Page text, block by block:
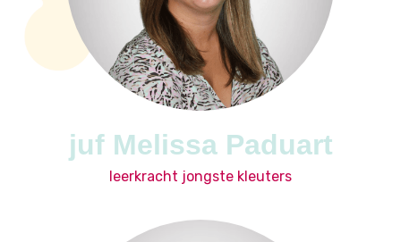
juf Melissa Paduart
leerkracht jongste kleuters